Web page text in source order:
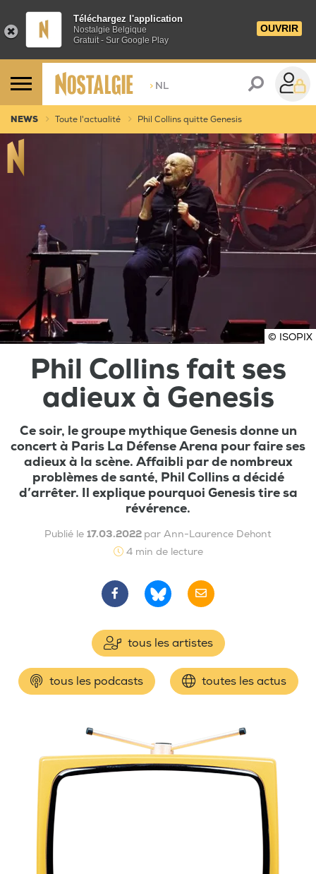
Téléchargez l'application
Nostalgie Belgique
Gratuit - Sur Google Play
OUVRIR
> NL
NEWS Toute l'actualité Phil Collins quitte Genesis
© ISOPIX
Phil Collins fait ses
adieux à Genesis
Ce soir, le groupe mythique Genesis donne un
concert à Paris La Défense Arena pour faire ses
adieux à la scène. Affaibli par de nombreux
problèmes de santé, Phil Collins a décidé
d’arrêter. Il explique pourquoi Genesis tire sa
révérence.
Publié le 17.03.2022 par Ann-Laurence Dehont
4 min de lecture
tous les artistes
tous les podcasts toutes les actus